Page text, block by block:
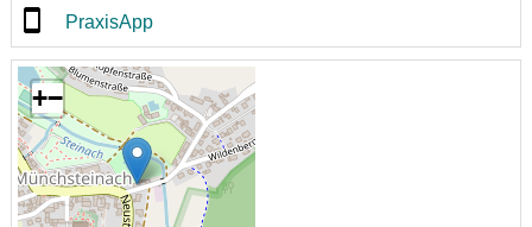
PraxisApp
+−